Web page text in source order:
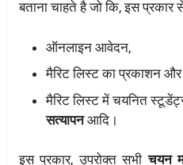
बताना चाहते है जो कि, इस प्रकार
ऑनलाइन आवेदन,
मैरिट लिस्ट का प्रकाशन और
मैरिट लिस्ट में चयनित
सत्यापनआदि।
इस प्रकार, उपरोक्त सभीचयन